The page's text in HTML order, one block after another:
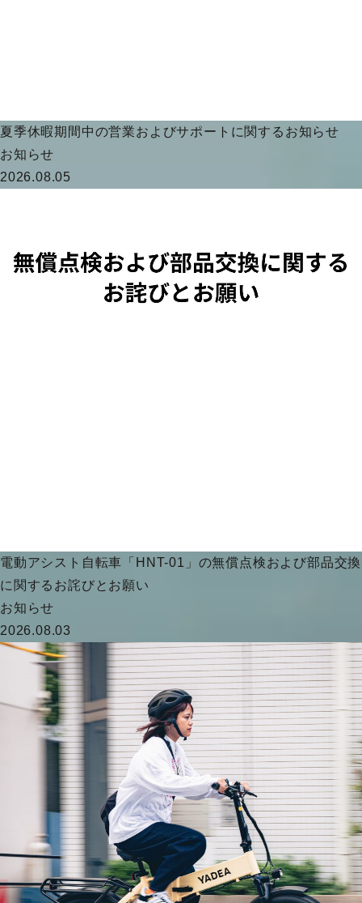
夏季休暇期間中の営業およびサポートに関するお知らせ
お知らせ
2026.08.05
電動アシスト自転車「HNT-01」の無償点検および部品交換
に関するお詫びとお願い
お知らせ
2026.08.03